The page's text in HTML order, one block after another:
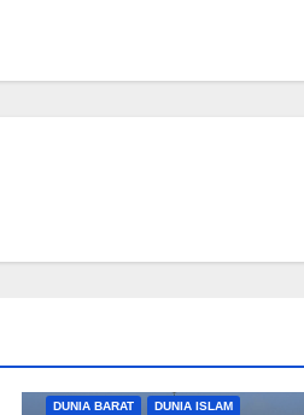
DUNIA BARAT DUNIA ISLAM